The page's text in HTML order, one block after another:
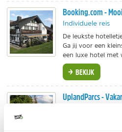
Booking.com -
Individuele reis
De leukste
Ga jij voor een
een luxe hotel met
BEKIJK
UplandParcs -
Luxe en